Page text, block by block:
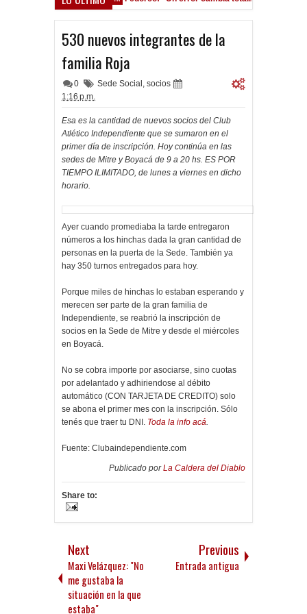
530 nuevos integrantes de la
familia Roja
0 Sede Social , socios
1:16 p.m.
Esa es la cantidad de nuevos socios del Club
Atlético Independiente que se sumaron en el
primer día de inscripción. Hoy continúa en las
sedes de Mitre y Boyacá de 9 a 20 hs. ES POR
TIEMPO ILIMITADO, de lunes a viernes en dicho
horario.
Ayer cuando promediaba la tarde entregaron
números a los hinchas dada la gran cantidad de
personas en la puerta de la Sede. También ya
hay 350 turnos entregados para hoy.
Porque miles de hinchas lo estaban esperando y
merecen ser parte de la gran familia de
Independiente, se reabrió la inscripción de
socios en la Sede de Mitre y desde el miércoles
en Boyacá.
No se cobra importe por asociarse, sino cuotas
por adelantado y adhiriendose al débito
automático (CON TARJETA DE CREDITO) solo
se abona el primer mes con la inscripción. Sólo
tenés que traer tu DNI. Toda la info acá.
Fuente: Clubaindependiente.com
Publicado porLa Caldera del Diablo
Share to:
Next
Maxi Velázquez: "No
me gustaba la
situación en la que
estaba"
Previous
Entrada antigua